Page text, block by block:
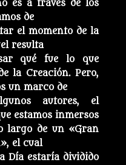
es a través de los
de
el momento de la
resulta
qué fue lo que
la Creación. Pero,
un marco de
autores, el
estamos inmersos
largo de un «Gran
el cual
Día estaría dividido